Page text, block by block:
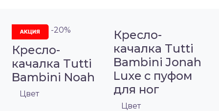
-20%
Кресло-
качалка Tutti
Bambini Noah
Цвет
Кресло-
качалка Tutti
Bambini Jonah
Luxe с пуфом
для ног
Цвет